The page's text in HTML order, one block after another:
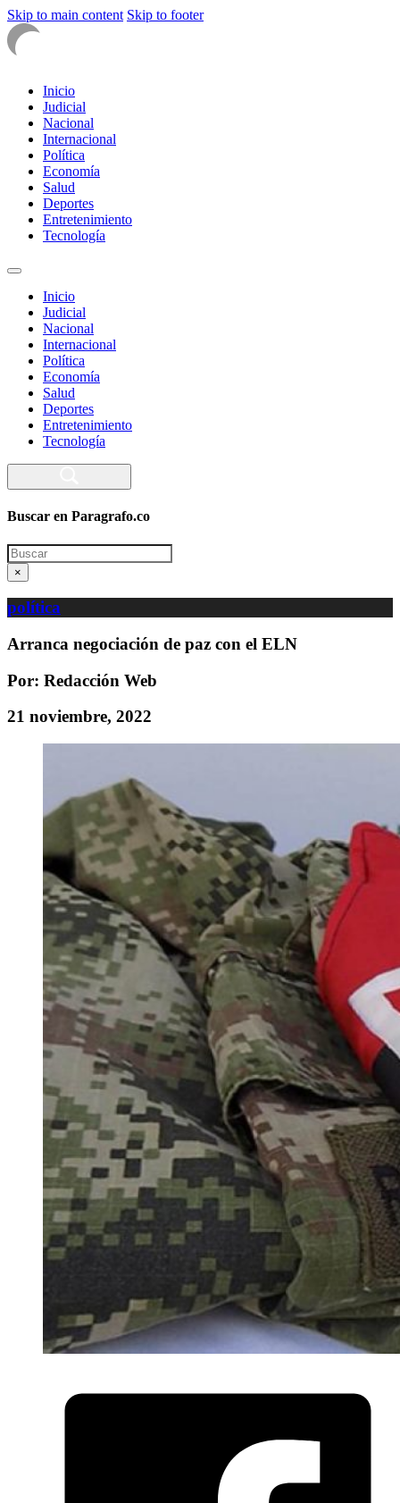
Skip to main content Skip to footer
Inicio
Judicial
Nacional
Internacional
Política
Economía
Salud
Deportes
Entretenimiento
Tecnología
Inicio
Judicial
Nacional
Internacional
Política
Economía
Salud
Deportes
Entretenimiento
Tecnología
Buscar en Paragrafo.co
Search
×
política
Arranca negociación de paz con el ELN
Por: Redacción Web
21 noviembre, 2022